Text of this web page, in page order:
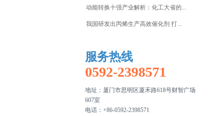
漂白粉
动能转换十强产业解析：化工大省的...
我国研发出丙烯生产高效催化剂 打...
服务热线
0592-2398571
地址：厦门市思明区厦禾路618号财智广场
607室
电话：+86-0592-2398571